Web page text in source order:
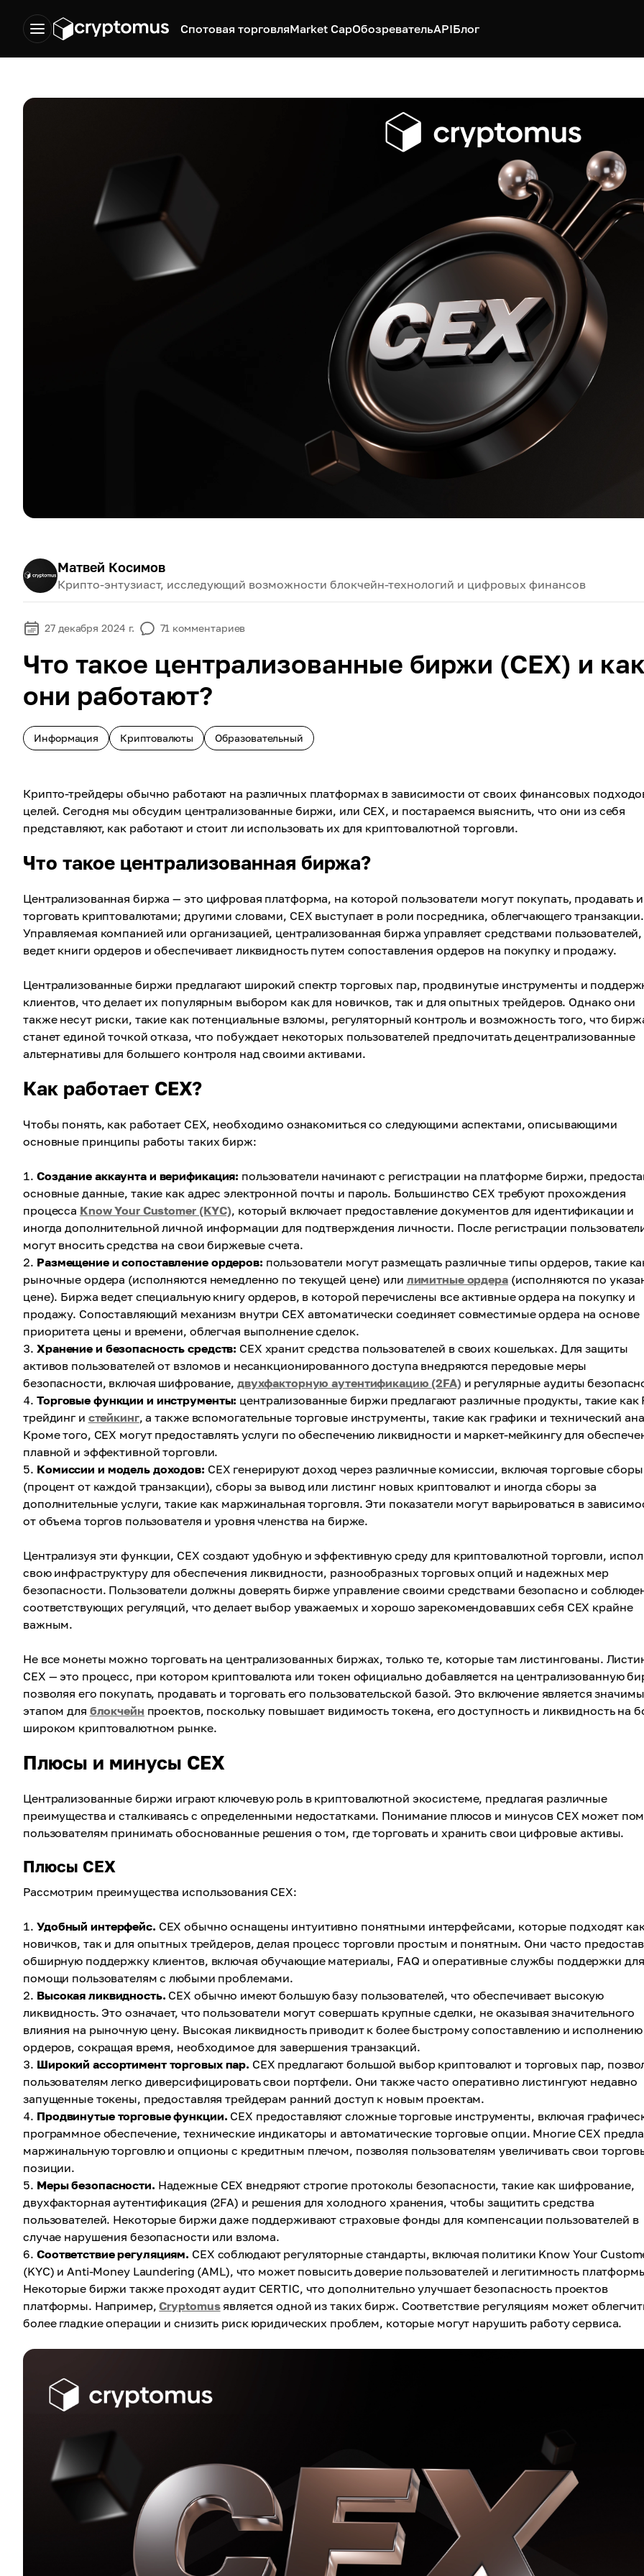
Спотовая торговляMarket CapОбозревательAPIБлог
Матвей Косимов
Крипто-энтузиаст, исследующий возможности блокчейн-технологий и цифровых финансов
27 декабря 2024 г. 71 комментариев
Что такое централизованные биржи (CEX) и как
они работают?
Информация Криптовалюты Образовательный
Крипто-трейдеры обычно работают на различных платформах в зависимости от своих финансовых
целей. Сегодня мы обсудим централизованные биржи, или CEX, и постараемся выяснить, что они из себя
представляют, как работают и стоит ли использовать их для криптовалютной торговли.
Что такое централизованная биржа?
Централизованная биржа — это цифровая платформа, на которой пользователи могут покупать, продавать и
торговать криптовалютами; другими словами, CEX выступает в роли посредника, облегчающего транзакции.
Управляемая компанией или организацией, централизованная биржа управляет средствами пользователей,
ведет книги ордеров и обеспечивает ликвидность путем сопоставления ордеров на покупку и продажу.
Централизованные биржи предлагают широкий спектр торговых пар, продвинутые инструменты и
клиентов, что делает их популярным выбором как для новичков, так и для опытных трейдеров. Однако они
также несут риски, такие как потенциальные взломы, регуляторный контроль и возможность того, что
станет единой точкой отказа, что побуждает некоторых пользователей предпочитать децентрализованные
альтернативы для большего контроля над своими активами.
Как работает CEX?
Чтобы понять, как работает CEX, необходимо ознакомиться со следующими аспектами, описывающими
основные принципы работы таких бирж:
Создание аккаунта и верификация: пользователи начинают с регистрации на платформе биржи,
основные данные, такие как адрес электронной почты и пароль. Большинство CEX требуют прохождения
процесса Know Your Customer (KYC), который включает предоставление документов для идентификации и
иногда дополнительной личной информации для подтверждения личности. После регистрации
могут вносить средства на свои биржевые счета.
Размещение и сопоставление ордеров: пользователи могут размещать различные типы ордеров, такие
рыночные ордера (исполняются немедленно по текущей цене) или лимитные ордера(исполняются по
цене). Биржа ведет специальную книгу ордеров, в которой перечислены все активные ордера на покупку и
продажу. Сопоставляющий механизм внутри CEX автоматически соединяет совместимые ордера на основе
приоритета цены и времени, облегчая выполнение сделок.
Хранение и безопасность средств: CEX хранит средства пользователей в своих кошельках. Для защиты
активов пользователей от взломов и несанкционированного доступа внедряются передовые меры
безопасности, включая шифрование, двухфакторную аутентификацию (2FA) и регулярные аудиты
Торговые функции и инструменты: централизованные биржи предлагают различные продукты, такие как
трейдинг и стейкинг, а также вспомогательные торговые инструменты, такие как графики и технический
Кроме того, CEX могут предоставлять услуги по обеспечению ликвидности и маркет-мейкингу для
плавной и эффективной торговли.
Комиссии и модель доходов: CEX генерируют доход через различные комиссии, включая торговые сборы
(процент от каждой транзакции), сборы за вывод или листинг новых криптовалют и иногда сборы за
дополнительные услуги, такие как маржинальная торговля. Эти показатели могут варьироваться в
от объема торгов пользователя и уровня членства на бирже.
Централизуя эти функции, CEX создают удобную и эффективную среду для криптовалютной торговли,
свою инфраструктуру для обеспечения ликвидности, разнообразных торговых опций и надежных мер
безопасности. Пользователи должны доверять бирже управление своими средствами безопасно и
соответствующих регуляций, что делает выбор уважаемых и хорошо зарекомендовавших себя CEX крайне
важным.
Не все монеты можно торговать на централизованных биржах, только те, которые там листингованы.
CEX — это процесс, при котором криптовалюта или токен официально добавляется на централизованную
позволяя его покупать, продавать и торговать его пользовательской базой. Это включение является
этапом для блокчейн проектов, поскольку повышает видимость токена, его доступность и ликвидность на
широком криптовалютном рынке.
Плюсы и минусы CEX
Централизованные биржи играют ключевую роль в криптовалютной экосистеме, предлагая различные
преимущества и сталкиваясь с определенными недостатками. Понимание плюсов и минусов CEX может
пользователям принимать обоснованные решения о том, где торговать и хранить свои цифровые активы.
Плюсы CEX
Рассмотрим преимущества использования CEX:
Удобный интерфейс. CEX обычно оснащены интуитивно понятными интерфейсами, которые подходят
новичков, так и для опытных трейдеров, делая процесс торговли простым и понятным. Они часто
обширную поддержку клиентов, включая обучающие материалы, FAQ и оперативные службы поддержки для
помощи пользователям с любыми проблемами.
Высокая ликвидность. CEX обычно имеют большую базу пользователей, что обеспечивает высокую
ликвидность. Это означает, что пользователи могут совершать крупные сделки, не оказывая значительного
влияния на рыночную цену. Высокая ликвидность приводит к более быстрому сопоставлению и исполнению
ордеров, сокращая время, необходимое для завершения транзакций.
Широкий ассортимент торговых пар. CEX предлагают большой выбор криптовалют и торговых пар,
пользователям легко диверсифицировать свои портфели. Они также часто оперативно листингуют недавно
запущенные токены, предоставляя трейдерам ранний доступ к новым проектам.
Продвинутые торговые функции. CEX предоставляют сложные торговые инструменты, включая
программное обеспечение, технические индикаторы и автоматические торговые опции. Многие CEX
маржинальную торговлю и опционы с кредитным плечом, позволяя пользователям увеличивать свои
позиции.
Меры безопасности. Надежные CEX внедряют строгие протоколы безопасности, такие как шифрование,
двухфакторная аутентификация (2FA) и решения для холодного хранения, чтобы защитить средства
пользователей. Некоторые биржи даже поддерживают страховые фонды для компенсации пользователей в
случае нарушения безопасности или взлома.
Соответствие регуляциям. CEX соблюдают регуляторные стандарты, включая политики Know Your
(KYC) и Anti-Money Laundering (AML), что может повысить доверие пользователей и легитимность
Некоторые биржи также проходят аудит CERTIC, что дополнительно улучшает безопасность проектов
платформы. Например,Cryptomusявляется одной из таких бирж. Соответствие регуляциям может
более гладкие операции и снизить риск юридических проблем, которые могут нарушить работу сервиса.